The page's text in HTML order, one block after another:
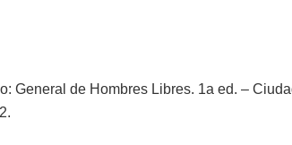
General de Hombres Libres. 1a ed. –